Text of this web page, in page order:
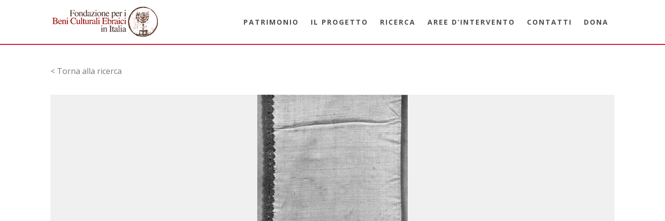
PATRIMONIO IL PROGETTO RICERCA AREE D’INTERVENTO CONTATTI DONA
< Torna alla ricerca